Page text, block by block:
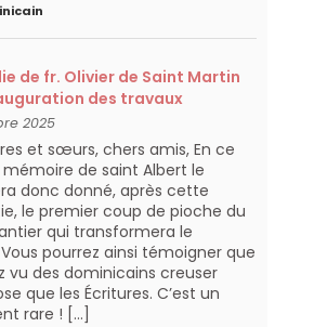
de fr. Olivier de Saint Martin
des travaux
2025
et sœurs, chers amis, En ce
de saint Albert le
donc donné, après cette
le premier coup de pioche du
qui transformera le
pourrez ainsi témoigner que
vu des dominicains creuser
que les Écritures. C’est un
rare ! […]